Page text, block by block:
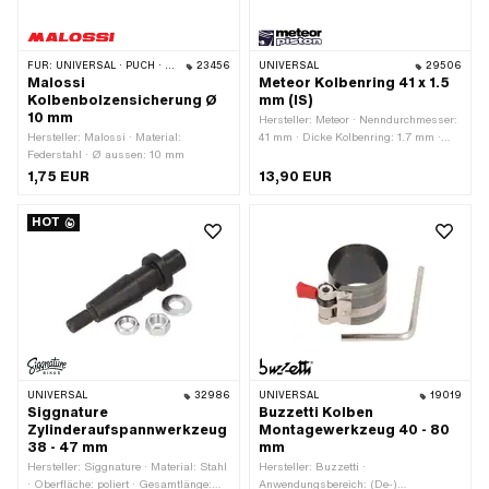
FÜR: UNIVERSAL · PUCH · PIAGGIO · TOMOS 23456
Malossi
Kolbenbolzensicherung Ø
10 mm
Hersteller: Malossi · Material:
Federstahl · Ø aussen: 10 mm
1,75 EUR
UNIVERSAL 29506
Meteor Kolbenring 41 x 1.5
mm (IS)
Hersteller: Meteor · Nenndurchmesser:
41 mm · Dicke Kolbenring: 1.7 mm ·
Kolbenringstoss: Innensicherung (IS) ·
13,90 EUR
HOT
UNIVERSAL 32986
Siggnature
Zylinderaufspannwerkzeug
38 - 47 mm
Hersteller: Siggnature · Material: Stahl
· Oberfläche: poliert · Gesamtlänge:
UNIVERSAL 19019
Buzzetti Kolben
Montagewerkzeug 40 - 80
mm
Hersteller: Buzzetti ·
Anwendungsbereich: (De-)